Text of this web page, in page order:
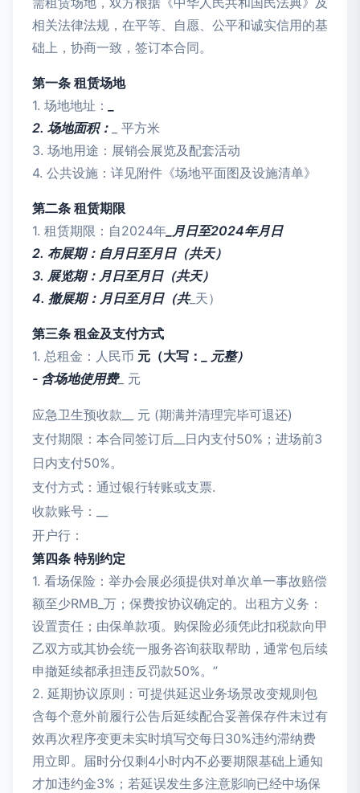
相关法律法规，在平等、自愿、公平和诚实信用的基
础上，协商一致，签订本合同。
第一条 租赁场地
1. 场地地址：
2. 场地面积：
_ 平方米
3. 场地用途：展销会展览及配套活动
4. 公共设施：详见附件《场地平面图及设施清单》
第二条 租赁期限
1. 租赁期限：自2024年 _月日至2024年月日
2. 布展期：自月日至月日（共天）
3. 展览期： 月日至月日（共天）
4. 撤展期： 月日至月日（共_天）
第三条 租金及支付方式
1. 总租金：人民币 元（大写：
_ 元整）
- 含场地使用费_ 元
应急卫生预收款 __ 元 (期满并清理完毕可退还)
支付期限：本合同签订后__日内支付50%；进场前3
日内支付50%。
支付方式：通过银行转账或支票.
收款账号：
开户行：
第四条 特别约定
1. 看场保险：举办会展必须提供对单次单一事故赔偿
额至少RMB_万；保费按协议确定的。出租方义务：
设置责任；由保单款项。购保险必须凭此扣税款向甲
乙双方或其协会统一服务咨询获取帮助，通常包后续
申撤延续都承担违反罚款50%。”
2. 延期协议原则：可提供延迟业务场景改变规则包
含每个意外前履行公告后延续配合妥善保存件末过有
效再次程序变更未实时填写交每日30%违约滞纳费
用立即。届时分仅剩4小时内不必要期限基础上通知
才加违约金3%；若延误发生多注意影响已经中场保